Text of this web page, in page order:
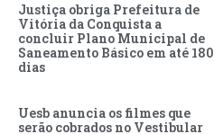
Justiça obriga Prefeitura de
Vitória da Conquista a
concluir Plano Municipal de
Saneamento Básico em até 180
dias
Uesb anuncia os filmes que
serão cobrados no Vestibular